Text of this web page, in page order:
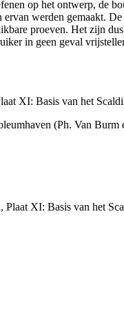
op het ontwerp, de
werden gemaakt.
proeven. Het zijn
in geen geval
XI: Basis van het
(Ph. Van
XI: Basis van het